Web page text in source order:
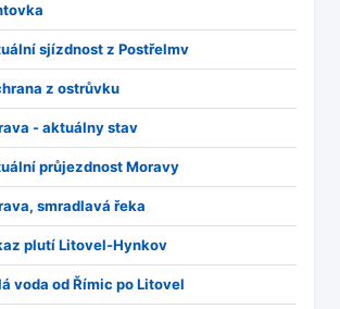
sjízdnost z Postřelmv
z ostrůvku
- aktuálny stav
průjezdnost Moravy
smradlavá řeka
plutí Litovel-Hynkov
voda od Římic po Litovel